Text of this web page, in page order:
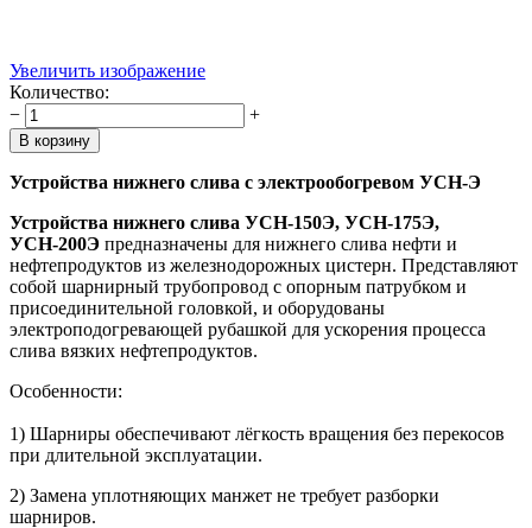
Увеличить изображение
Количество:
−
+
Устройства нижнего слива с электрообогревом УСН-Э
Устройства нижнего слива УСН-150Э, УСН-175Э,
УСН-200Э предназначены для нижнего слива нефти и
нефтепродуктов из железнодорожных цистерн. Представляют
собой шарнирный трубопровод с опорным патрубком и
присоединительной головкой, и оборудованы
электроподогревающей рубашкой для ускорения процесса
слива вязких нефтепродуктов.
Особенности:
1) Шарниры обеспечивают лёгкость вращения без перекосов
при длительной эксплуатации.
2) Замена уплотняющих манжет не требует разборки
шарниров.